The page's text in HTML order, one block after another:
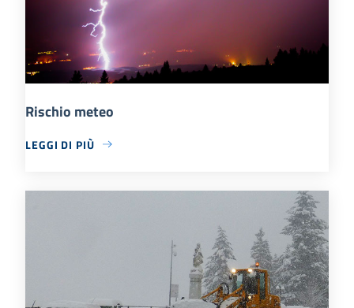
Rischio meteo
LEGGI DI PIÙ